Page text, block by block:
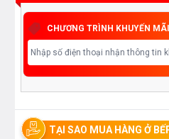
CHƯƠNG TRÌNH KHUYẾN MÃI
TẠI SAO MUA HÀNG Ở